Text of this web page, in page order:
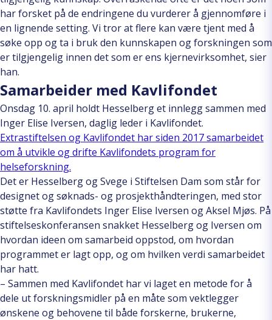
har forsket på de endringene du vurderer å gjennomføre i
en lignende setting. Vi tror at flere kan være tjent med å
søke opp og ta i bruk den kunnskapen og forskningen som
er tilgjengelig innen det som er ens kjernevirksomhet, sier
han.
Samarbeider med Kavlifondet
Onsdag 10. april holdt Hesselberg et innlegg sammen med
Inger Elise Iversen, daglig leder i Kavlifondet.
Extrastiftelsen og Kavlifondet har siden 2017 samarbeidet
om å utvikle og drifte Kavlifondets program for
helseforskning.
Det er Hesselberg og Svege i Stiftelsen Dam som står for
designet og søknads- og prosjekthåndteringen, med stor
støtte fra Kavlifondets Inger Elise Iversen og Aksel Mjøs. På
stiftelseskonferansen snakket Hesselberg og Iversen om
hvordan ideen om samarbeid oppstod, om hvordan
programmet er lagt opp, og om hvilken verdi samarbeidet
har hatt.
– Sammen med Kavlifondet har vi laget en metode for å
dele ut forskningsmidler på en måte som vektlegger
ønskene og behovene til både forskerne, brukerne,